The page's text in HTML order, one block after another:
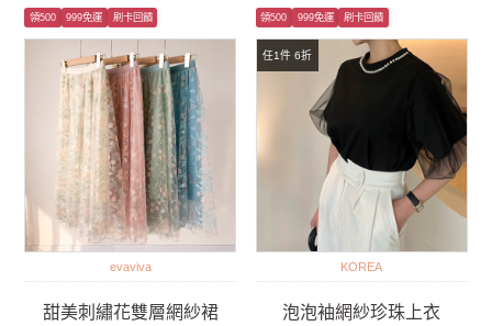
領500 999免運 刷卡回饋
evaviva
甜美刺繡花雙層網紗裙
任1件 6折
領500 999免運 刷卡回饋
KOREA
泡泡袖網紗珍珠上衣